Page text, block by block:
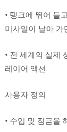
• 탱크에 뛰어 들
미사일이 날아 가
• 전 세계의 실제
레이어 액션
사용자 정의
• 수입 및 잠금을